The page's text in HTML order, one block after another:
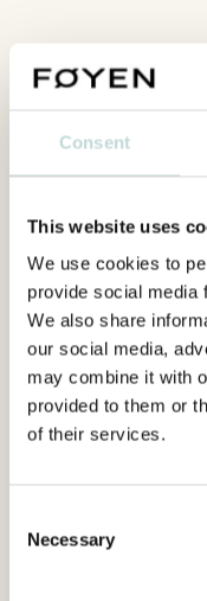
Consent
This website uses
We use cookies to
provide social media
We also share
our social media,
may combine it with
provided to them or
of their services.
Selection
Necessary